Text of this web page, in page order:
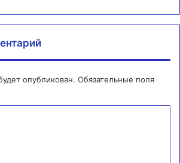
опубликован. Обязательные поля